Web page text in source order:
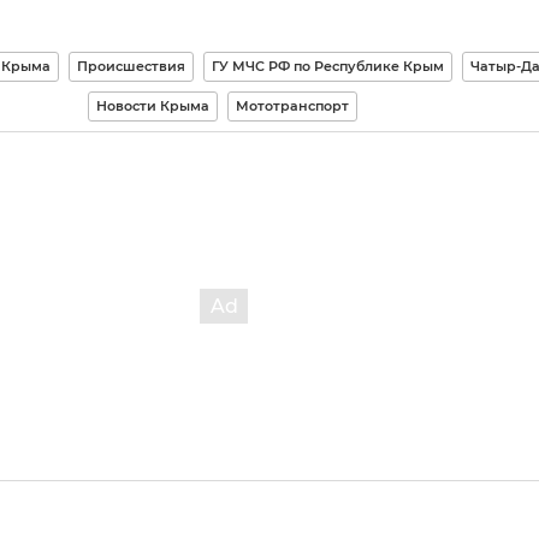
Происшествия ГУ МЧС РФ по Республике Крым Чатыр-
Новости Крыма Мототранспорт